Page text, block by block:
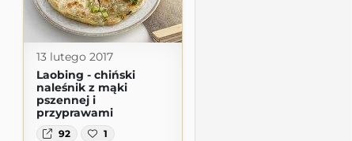
13 lutego 2017
Laobing - chiński
naleśnik z mąki
pszennej i
przyprawami
92 1